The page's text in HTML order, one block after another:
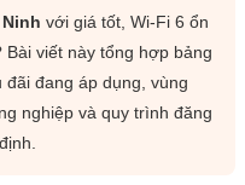
với giá tốt, Wi-Fi 6 ổn
viết này tổng hợp bảng
đang áp dụng, vùng
nghiệp và quy trình đăng